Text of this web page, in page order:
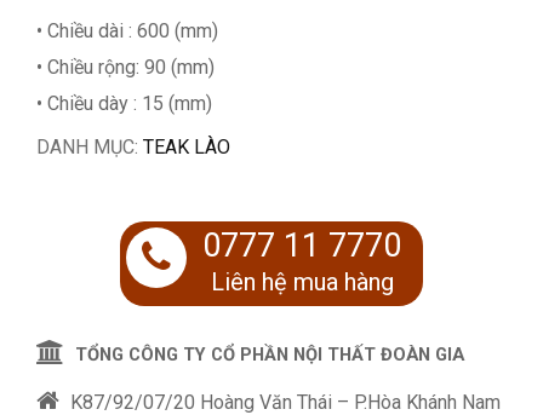
• Chiều dài : 600 (mm)
• Chiều rộng: 90 (mm)
• Chiều dày : 15 (mm)
DANH MỤC: TEAK LÀO
0777 11 7770
Liên hệ mua hàng
TỔNG CÔNG TY CỔ PHẦN NỘI THẤT ĐOÀN GIA
K87/92/07/20 Hoàng Văn Thái – P.Hòa Khánh Nam